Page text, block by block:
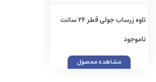
تاوه زرساب جولی قطر 24 سانت
ناموجود
مشاهده محصول